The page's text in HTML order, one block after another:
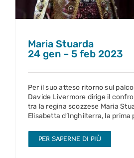
Maria Stuarda
24 gen – 5 feb 2023
Per il suo atteso ritorno sul
Davide Livermore dirige il
tra la regina scozzese Maria
Elisabetta d’Inghilterra, la prima
PER SAPERNE DI PIÙ